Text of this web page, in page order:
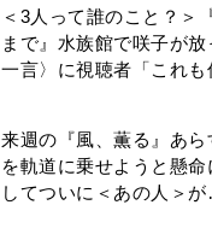
＜3人って誰のこと？＞
まで』水族館で咲子が
一言〉に視聴者「これも
来週の『風、薫る』あ
を軌道に乗せようと懸
してついに＜あの人＞